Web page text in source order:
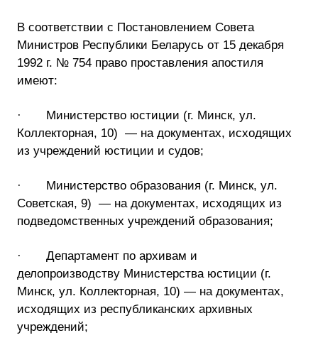
В соответствии с Постановлением Совета
Министров Республики Беларусь от 15 декабря
1992 г. № 754 право проставления апостиля
имеют:
· Министерство юстиции (г. Минск, ул.
Коллекторная, 10) — на документах, исходящих
из учреждений юстиции и судов;
· Министерство образования (г. Минск, ул.
Советская, 9) — на документах, исходящих из
подведомственных учреждений образования;
· Департамент по архивам и
делопроизводству Министерства юстиции (г.
Минск, ул. Коллекторная, 10) — на документах,
исходящих из республиканских архивных
учреждений;